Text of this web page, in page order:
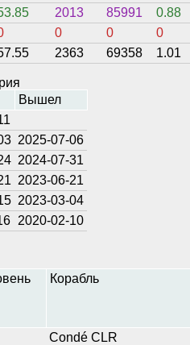
2013 85991
0.88
0 0
0
2363 69358 1.01
Вышел
2025-07-06
2024-07-31
2023-06-21
2023-03-04
2020-02-10
Корабль
Condé CLR